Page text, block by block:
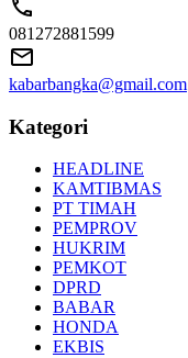
081272881599
kabarbangka@gmail.com
Kategori
HEADLINE
KAMTIBMAS
PT TIMAH
PEMPROV
HUKRIM
PEMKOT
DPRD
BABAR
HONDA
EKBIS